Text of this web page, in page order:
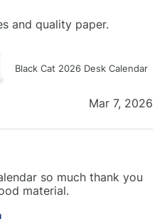
and quality paper.
Black Cat 2026 Desk Calendar
Mar 7, 2026
so much thank you
material.